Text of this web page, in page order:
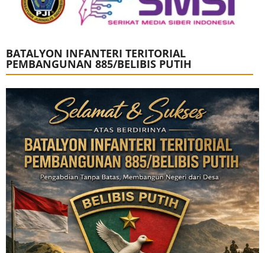
BATALYON INFANTERI TERITORIAL
PEMBANGUNAN 885/BELIBIS PUTIH